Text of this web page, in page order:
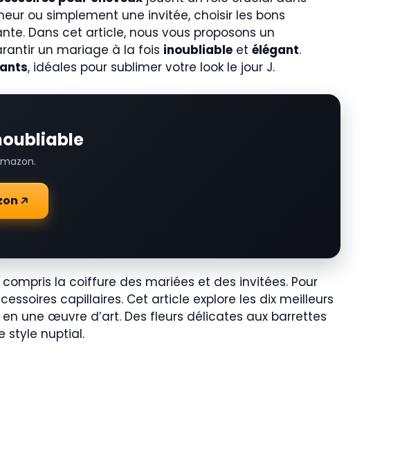
ou simplement une invitée, choisir les bons
Dans cet article, nous vous proposons un
un mariage à la fois inoubliable et élégant.
, idéales pour sublimer votre look le jour J.
la coiffure des mariées et des invitées. Pour
capillaires. Cet article explore les dix meilleurs
une œuvre d’art. Des fleurs délicates aux barrettes
style nuptial.